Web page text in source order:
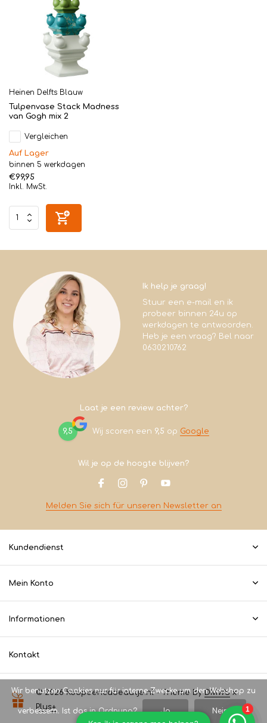
Heinen Delfts Blauw
Tulpenvase Stack Madness
van Gogh mix 2
Vergleichen
Auf Lager
binnen 5 werkdagen
€99,95
Inkl. MwSt.
Ik help je graag!
Stuur een e-mail en ik
probeer binnen 24u op
werkdagen te antwoorden.
Heb je een vraag? Bel naar
0630210762
Laat je een review achter?
9,5 Wij scoren een 9,5 op Google
Wil je op de hoogte blijven?
Melden Sie sich für unseren Newsletter an
Kundendienst
Mein Konto
Informationen
Kontakt
© 2026 Koopeencadeautje.nl - Theme ByDMWSx
Plus+
Wir benutzen Cookies nur für interne Zwecke um den Webshop zu
verbessern. Ist das in Ordnung? Ja Nein